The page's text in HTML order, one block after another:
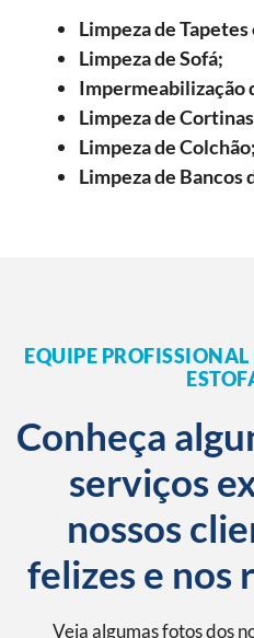
Limpeza de
Limpeza de Sofá;
Impermeabilização
Limpeza de
Limpeza de Colchão;
Limpeza de Bancos
EQUIPE
Conheça
serviços
nossos
felizes e nos
Veja algumas fotos dos